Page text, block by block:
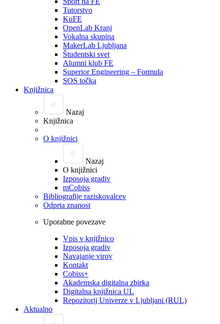
Tutorstvo
KuFE
OpenLab Kranj
Vokalna skupina
MakerLab Ljubljana
Študentski svet
Alumni klub FE
Superior Engineering – Formula
SOS točka
Knjižnica
Nazaj
Knjižnica
O knjižnici
Nazaj
O knjižnici
Izposoja gradiv
mCobiss
Bibliografije raziskovalcev
Odprta znanost
Uporabne povezave
Vpis v knjižnico
Izposoja gradiv
Navajanje virov
Kontakt
Cobiss+
Akademska digitalna zbirka
Digitalna knjižnica UL
Repozitorij Univerze v Ljubljani (RUL)
Aktualno